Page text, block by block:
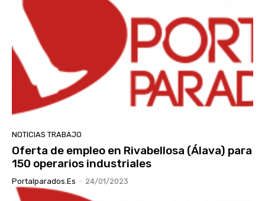
NOTICIAS TRABAJO
Oferta de empleo en Rivabellosa (Álava) para
150 operarios industriales
Portalparados.es - 24/01/2023